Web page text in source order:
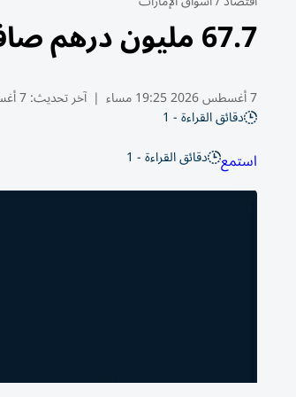
67.7 مليون درهم صافي الأرباح النصفية لـ«رأس الخيمة العقارية»
7 أغسطس 2026 19:25 مساء | آخر تحديث:7 أغسطس 19:46 2026
دقائق القراءة - 1
استمع دقائق القراءة - 1